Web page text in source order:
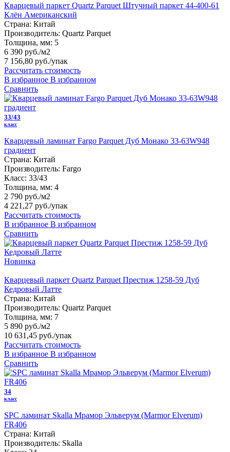
Кварцевый паркет Quartz Parquet Штучный паркет 44-400-61
Клён Американский
Страна: Китай
Производитель: Quartz Parquet
Толщина, мм: 5
6 390 руб./м2
7 156,80 руб./упак
Рассчитать стоимость
В избранное В избранном
Сравнить
33/43
класс
Кварцевый ламинат Fargo Parquet Дуб Монако 33-63W948
градиент
Страна: Китай
Производитель: Fargo
Класс: 33/43
Толщина, мм: 4
2 790 руб./м2
4 221,27 руб./упак
Рассчитать стоимость
В избранное В избранном
Сравнить
Новинка
Кварцевый паркет Quartz Parquet Престиж 1258-59 Дуб
Кедровый Латте
Страна: Китай
Производитель: Quartz Parquet
Толщина, мм: 7
5 890 руб./м2
10 631,45 руб./упак
Рассчитать стоимость
В избранное В избранном
Сравнить
34
класс
SPC ламинат Skalla Мрамор Эльверум (Marmor Elverum)
FR406
Страна: Китай
Производитель: Skalla